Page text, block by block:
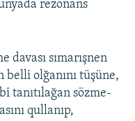
rezonans
davası sımarışnen
belli olğanını tüşüne,
tanıtılağan sözme-
qullanıp,